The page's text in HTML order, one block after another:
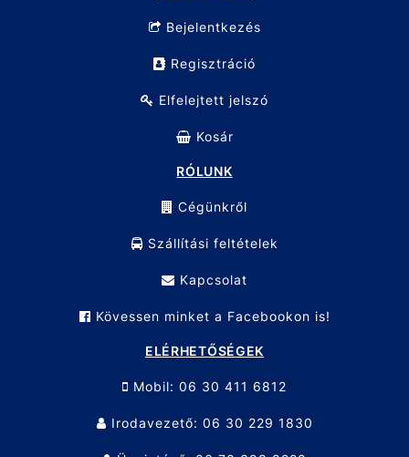
Bejelentkezés
Regisztráció
Elfelejtett jelszó
Kosár
RÓLUNK
Cégünkről
Szállítási feltételek
Kapcsolat
Kövessen minket a Facebookon is!
ELÉRHETŐSÉGEK
Mobil: 06 30 411 6812
Irodavezető: 06 30 229 1830